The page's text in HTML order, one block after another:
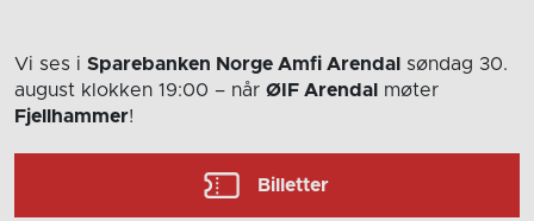
Vi ses i Sparebanken Norge Amfi Arendal
søndag 30.
august klokken 19:00 – når ØIF Arendal
møter
Fjellhammer!
Billetter